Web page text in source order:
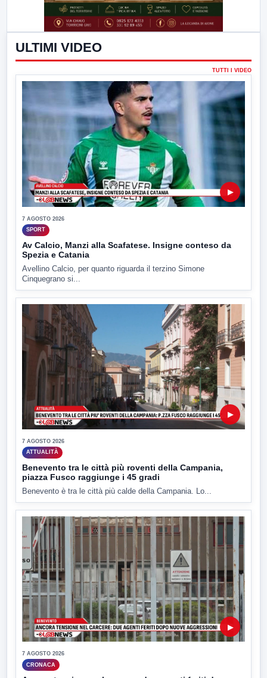
ULTIMI VIDEO
TUTTI I VIDEO
▶
7 AGOSTO 2026
SPORT
Av Calcio, Manzi alla Scafatese. Insigne conteso da
Spezia e Catania
Avellino Calcio, per quanto riguarda il terzino Simone
Cinquegrano si...
▶
7 AGOSTO 2026
ATTUALITÀ
Benevento tra le città più roventi della Campania,
piazza Fusco raggiunge i 45 gradi
Benevento è tra le città più calde della Campania. Lo...
▶
7 AGOSTO 2026
CRONACA